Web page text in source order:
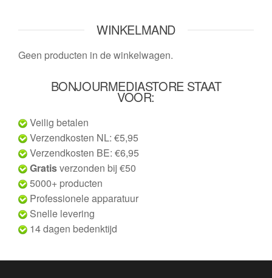
WINKELMAND
Geen producten in de winkelwagen.
BONJOURMEDIASTORE STAAT
VOOR:
Veilig betalen
Verzendkosten NL: €5,95
Verzendkosten BE: €6,95
Gratisverzonden bij €50
5000+ producten
Professionele apparatuur
Snelle levering
14 dagen bedenktijd